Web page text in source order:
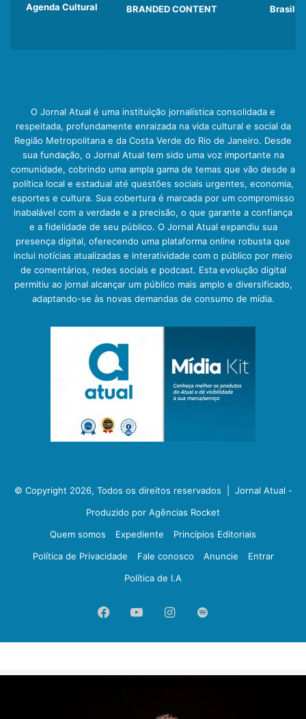
Agenda Cultural BRANDED CONTENT Brasil
O Jornal Atual é uma instituição jornalística consolidada e
respeitada, profundamente enraizada na vida cultural e social da
Região Metropolitana e da Costa Verde do Rio de Janeiro. Desde
sua fundação, o Jornal Atual tem sido uma voz importante na
comunidade, cobrindo uma ampla gama de temas que vão desde a
política local e estadual até questões sociais urgentes, economia,
esportes e cultura. Sua cobertura é marcada por um compromisso
inabalável com a verdade e a precisão, o que garante a confiança
e a fidelidade de seu público. O Jornal Atual expandiu sua
presença digital, oferecendo uma plataforma online robusta que
inclui notícias atualizadas e interatividade com o público por meio
de comentários, redes sociais e podcast. Esta evolução digital
permitiu ao jornal alcançar um público mais amplo e diversificado,
adaptando-se às novas demandas de consumo de mídia.
© Copyright 2026, Todos os direitos reservados | Jornal Atual -
Produzido por Agências Rocket
Quem somos
Expediente
Princípios Editoriais
Política de Privacidade
Fale conosco Anuncie
Entrar
Política de I.A
FacebookYouTubeInstagram
Spotify